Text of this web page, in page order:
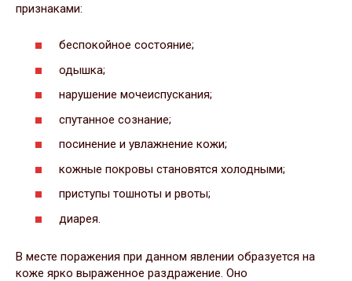
признаками:
беспокойное состояние;
одышка;
нарушение мочеиспускания;
спутанное сознание;
посинение и увлажнение кожи;
кожные покровы становятся холодными;
приступы тошноты и рвоты;
диарея.
В месте поражения при данном явлении образуется на
коже ярко выраженное раздражение. Оно